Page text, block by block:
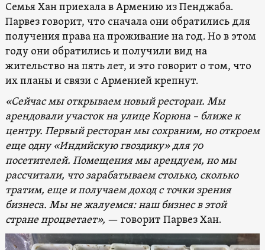
Семья Хан приехала в Армению из Пенджаба.
Парвез говорит, что сначала они обратились для
получения права на проживание на год. Но в этом
году они обратились и получили вид на
жительство на пять лет, и это говорит о том, что
их планы и связи с Арменией крепнут.
«Сейчас мы открываем новый ресторан. Мы
арендовали участок на улице Корюна – ближе к
центру. Первый ресторан мы сохраним, но откроем
еще одну «Индийскую гвоздику» для 70
посетителей. Помещения мы арендуем, но мы
рассчитали, что зарабатываем столько, сколько
тратим, еще и получаем доход с точки зрения
бизнеса. Мы не жалуемся: наш бизнес в этой
стране процветает», — говорит Парвез Хан.